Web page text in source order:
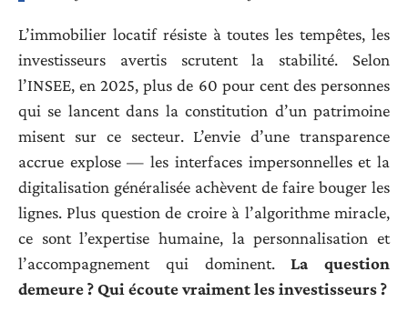
L’immobilier locatif résiste à toutes les tempêtes, les
investisseurs avertis scrutent la stabilité. Selon
l’INSEE, en 2025, plus de 60 pour cent des personnes
qui se lancent dans la constitution d’un patrimoine
misent sur ce secteur. L’envie d’une transparence
accrue explose — les interfaces impersonnelles et la
digitalisation généralisée achèvent de faire bouger les
lignes. Plus question de croire à l’algorithme miracle,
ce sont l’expertise humaine, la personnalisation et
l’accompagnement qui dominent.La question
demeure ? Qui écoute vraiment les investisseurs ?